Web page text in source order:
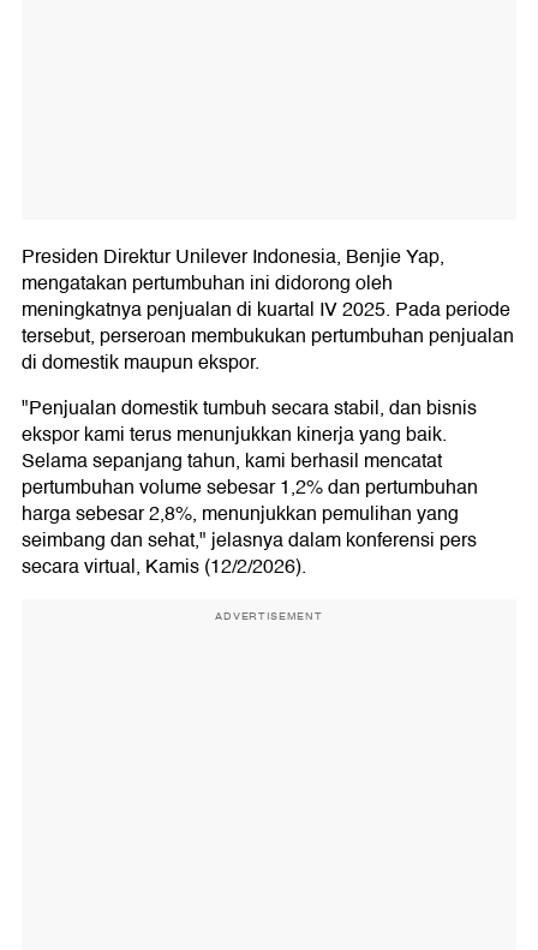
Presiden Direktur Unilever Indonesia, Benjie Yap,
mengatakan pertumbuhan ini didorong oleh
meningkatnya penjualan di kuartal IV 2025. Pada periode
tersebut, perseroan membukukan pertumbuhan penjualan
di domestik maupun ekspor.
"Penjualan domestik tumbuh secara stabil, dan bisnis
ekspor kami terus menunjukkan kinerja yang baik.
Selama sepanjang tahun, kami berhasil mencatat
pertumbuhan volume sebesar 1,2% dan pertumbuhan
harga sebesar 2,8%, menunjukkan pemulihan yang
seimbang dan sehat," jelasnya dalam konferensi pers
secara virtual, Kamis (12/2/2026).
ADVERTISEMENT